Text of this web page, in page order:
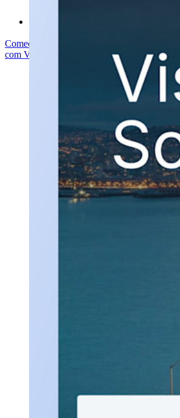
Comece gratuitamente
com Vendas